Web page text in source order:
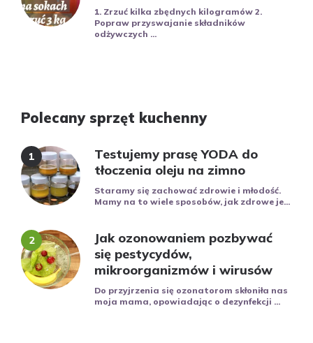
1. Zrzuć kilka zbędnych kilogramów 2.
Popraw przyswajanie składników
odżywczych ...
Polecany sprzęt kuchenny
Testujemy prasę YODA do
tłoczenia oleju na zimno
Staramy się zachować zdrowie i młodość.
Mamy na to wiele sposobów, jak zdrowe je...
Jak ozonowaniem pozbywać
się pestycydów,
mikroorganizmów i wirusów
Do przyjrzenia się ozonatorom skłoniła nas
moja mama, opowiadając o dezynfekcji ...